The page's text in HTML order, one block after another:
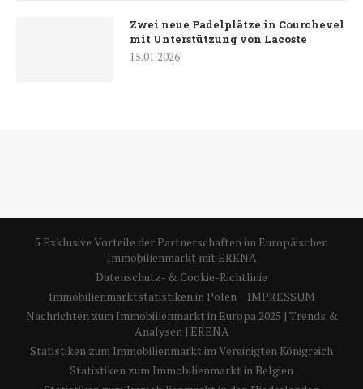
Zwei neue Padelplätze in Courchevel
mit Unterstützung von Lacoste
15.01.2026
5 Exklusive Vorteile der Partnerschaften im Europäischen
Immobilienmarkt mit ERENA
Datenschutz- & Cookie-Richtlinie
Immobilienmarktstatistiken in Polen
IMPRESSUM
Nachrichten zum Immobilienmarkt in Europa 2025 | Trends &
Analysen | ERENA
Statistiken zum Immobilienmarkt im Vereinigten Königreich
Statistiken zum Immobilienmarkt in Belgien